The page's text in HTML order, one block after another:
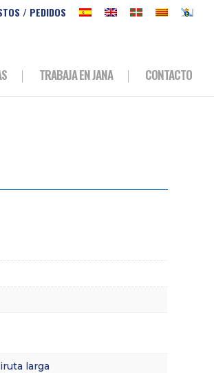
/ PEDIDOS
TRABAJA EN JANA CONTACTO
larga